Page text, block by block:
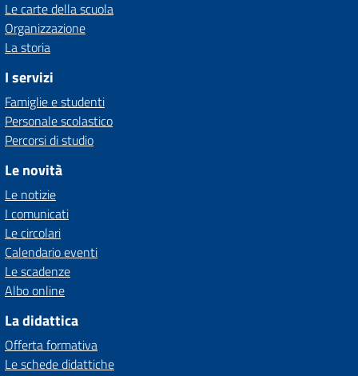
Le carte della scuola
Organizzazione
La storia
I servizi
Famiglie e studenti
Personale scolastico
Percorsi di studio
Le novità
Le notizie
I comunicati
Le circolari
Calendario eventi
Le scadenze
Albo online
La didattica
Offerta formativa
Le schede didattiche